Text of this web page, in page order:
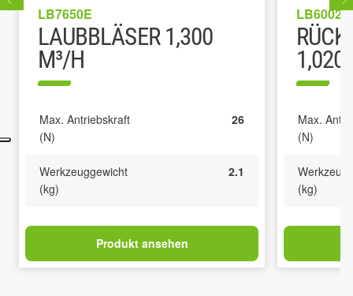
LB7650E
LAUBBLÄSER 1,300
M³/H
Max. Antriebskraft
(N)
26
Werkzeuggewicht
(kg)
2.1
Produkt ansehen
LB6002E
Max.
(N)
(kg)